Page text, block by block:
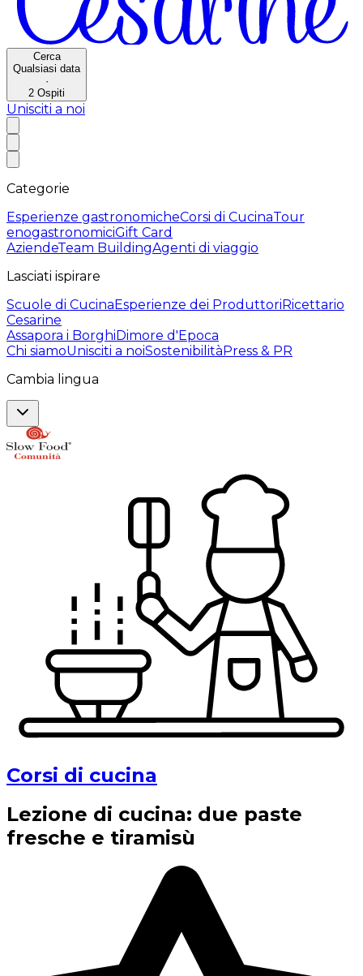
Cerca
Qualsiasi data
·
2 Ospiti
Unisciti a noi
Categorie
Esperienze gastronomicheCorsi di CucinaTour
enogastronomiciGift Card
AziendeTeam BuildingAgenti di viaggio
Lasciati ispirare
Scuole di CucinaEsperienze dei ProduttoriRicettario
Cesarine
Assapora i BorghiDimore d'Epoca
Chi siamoUnisciti a noiSostenibilitàPress & PR
Cambia lingua
Corsi di cucina
Lezione di cucina: due paste
fresche e tiramisù